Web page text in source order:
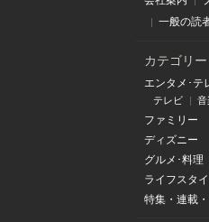
一般の読
カテゴリー
エンタメ･テ
テレビ 音
ファミリー
ディズニー
グルメ･料理
ライフスタ
特集 ・ 連載 ・